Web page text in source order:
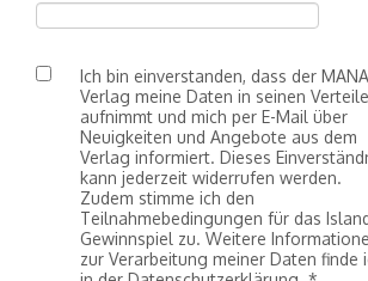
Ich bin einverstanden, dass der
Verlag meine Daten in seinen
aufnimmt und mich per E-Mail über
Neuigkeiten und Angebote aus dem
Verlag informiert. Dieses
kann jederzeit widerrufen werden.
Zudem stimme ich den
Teilnahmebedingungen für das
Gewinnspiel zu. Weitere
zur Verarbeitung meiner Daten finde